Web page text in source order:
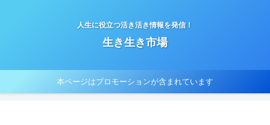
人生に役立つ活き活き情報を発信！
生き生き市場
本ページはプロモーションが含まれています